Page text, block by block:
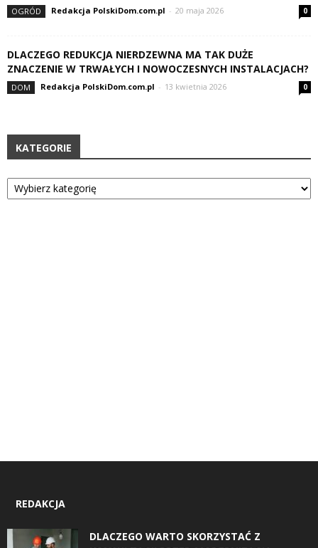
OGRÓD Redakcja PolskiDom.com.pl - 20 maja 2026 0
DLACZEGO REDUKCJA NIERDZEWNA MA TAK DUŻE
ZNACZENIE W TRWAŁYCH I NOWOCZESNYCH INSTALACJACH?
DOM Redakcja PolskiDom.com.pl - 13 kwietnia 2026 0
KATEGORIE
Kategorie
REDAKCJA
DLACZEGO WARTO SKORZYSTAĆ Z